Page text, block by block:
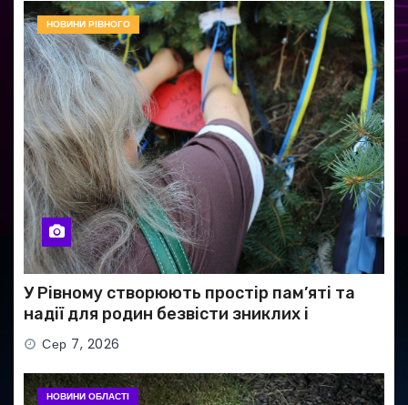
НОВИНИ РІВНОГО
У Рівному створюють простір пам’яті та
надії для родин безвісти зниклих і
полонених військових
Сер 7, 2026
НОВИНИ ОБЛАСТІ